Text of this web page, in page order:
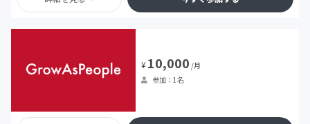
¥10,000 /月
参加：1名